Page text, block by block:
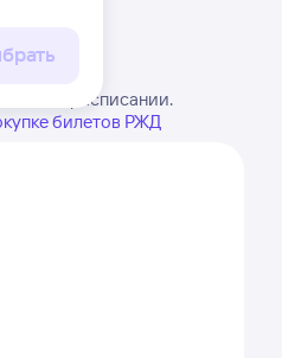
в расписании.
билетов РЖД